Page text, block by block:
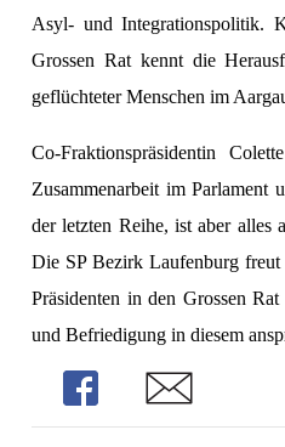
Asyl- und Integrationspolitik.
Grossen Rat kennt die
geflüchteter Menschen im
Co-Fraktionspräsidentin
Zusammenarbeit im
der letzten Reihe, ist aber alles
Die SP Bezirk Laufenburg
Präsidenten in den Grossen
und Befriedigung in diesem
Share Share